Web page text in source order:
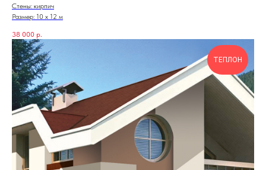
Стены: кирпич
Размер: 10 х 12 м
38 000 р.
ТЕПЛОН